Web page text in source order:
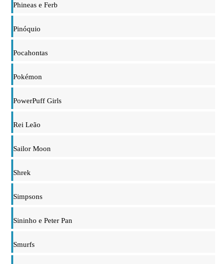
Phineas e Ferb
Pinóquio
Pocahontas
Pokémon
PowerPuff Girls
Rei Leão
Sailor Moon
Shrek
Simpsons
Sininho e Peter Pan
Smurfs